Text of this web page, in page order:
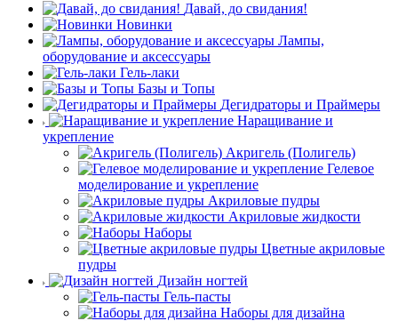
Давай, до свидания!
Новинки
Лампы,
оборудование и аксессуары
Гель-лаки
Базы и Топы
Дегидраторы и Праймеры
Наращивание и
укрепление
Акригель (Полигель)
Гелевое
моделирование и укрепление
Акриловые пудры
Акриловые жидкости
Наборы
Цветные акриловые
пудры
Дизайн ногтей
Гель-пасты
Наборы для дизайна